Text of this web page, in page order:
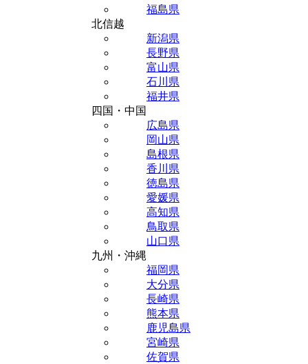
福島県
北信越
新潟県
長野県
富山県
石川県
福井県
四国・中国
広島県
岡山県
島根県
香川県
徳島県
愛媛県
高知県
鳥取県
山口県
九州・沖縄
福岡県
大分県
長崎県
熊本県
鹿児島県
宮崎県
佐賀県